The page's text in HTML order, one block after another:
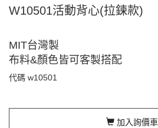
W10501活動背心(拉鍊款)
MIT台灣製
布料&顏色皆可客製搭配
代碼 w10501
加入詢價車